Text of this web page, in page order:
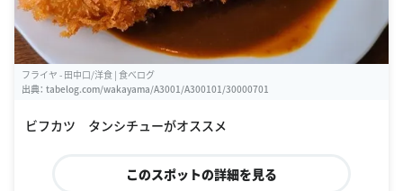
フライヤ - 田中口/洋食 | 食べログ
出典： tabelog.com/wakayama/A3001/A300101/30000701
ビフカツ タンシチューがオススメ
このスポットの詳細を見る